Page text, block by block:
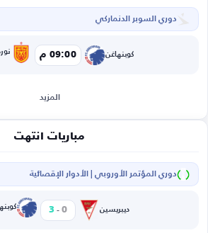
دوري السوبر الدنماركي
كوبنهاغن 09:00 م
المزيد
مباريات انتهت
دوري المؤتمر الأوروبي | الأدوار الإقصائية
ديبريسين 0
-
3